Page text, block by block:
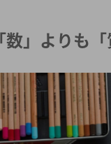
」よりも